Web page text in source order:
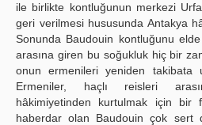
ile birlikte kontluğunun merkezi
geri verilmesi hususunda Antakya
Sonunda Baudouin kontluğunu
arasına giren bu soğukluk hiç bir
onun ermenileri yeniden takibata
Ermeniler, haçlı reisleri
hâkimiyetinden kurtulmak için bir
haberdar olan Baudouin çok sert